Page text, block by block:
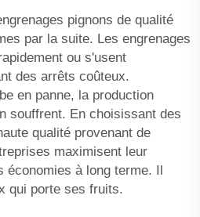
pignons de qualité
par la suite. Les engrenages
ou s'usent
des arrêts coûteux.
en panne, la production
souffrent. En choisissant des
qualité provenant de
maximisent leur
économies à long terme. Il
qui porte ses fruits.